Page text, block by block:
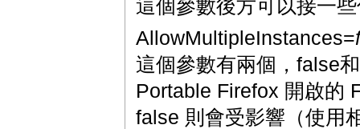
這個參數後方可以接一
AllowMultipleInstances=
這個參數有兩個，false
Portable Firefox 開啟的
false 則會受影響（使用